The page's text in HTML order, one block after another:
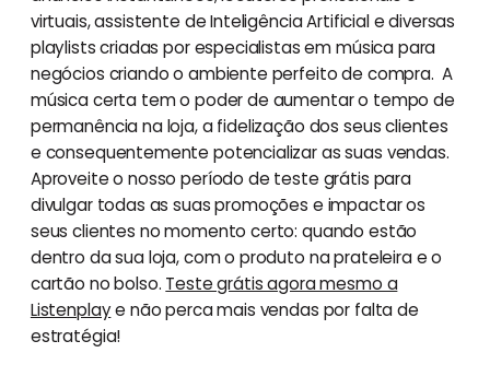
virtuais, assistente de Inteligência Artificial e diversas
playlists criadas por especialistas em música para
negócios criando o ambiente perfeito de compra. A
música certa tem o poder de aumentar o tempo de
permanência na loja, a fidelização dos seus clientes
e consequentemente potencializar as suas vendas.
Aproveite o nosso período de teste grátis para
divulgar todas as suas promoções e impactar os
seus clientes no momento certo: quando estão
dentro da sua loja, com o produto na prateleira e o
cartão no bolso. Teste grátis agora mesmo a
Listenplaye não perca mais vendas por falta de
estratégia!